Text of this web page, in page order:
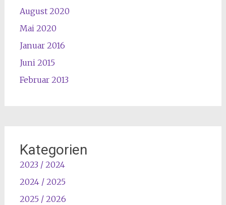
August 2020
Mai 2020
Januar 2016
Juni 2015
Februar 2013
Kategorien
2023 / 2024
2024 / 2025
2025 / 2026